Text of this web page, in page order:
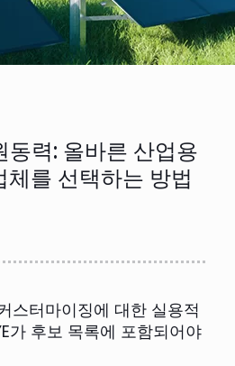
동력: 올바른 산업용
를 선택하는 방법
스터마이징에 대한 실용적
가 후보 목록에 포함되어야